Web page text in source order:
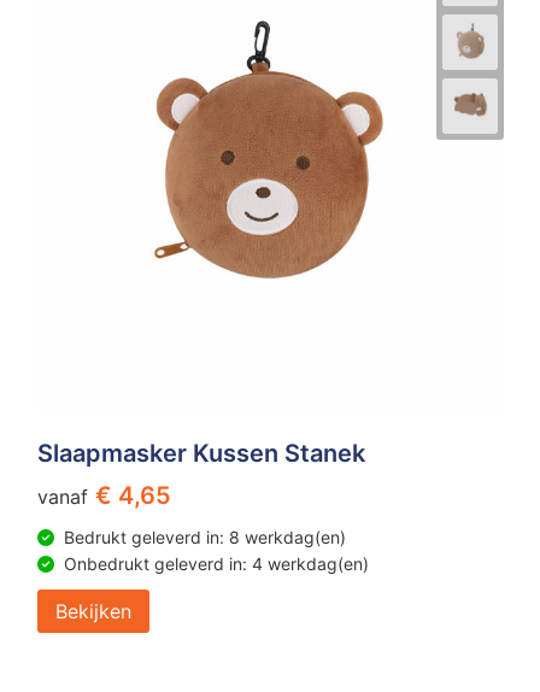
Slaapmasker Kussen Stanek
vanaf € 4,65
Bedrukt geleverd in: 8 werkdag(en)
Onbedrukt geleverd in: 4 werkdag(en)
Bekijken